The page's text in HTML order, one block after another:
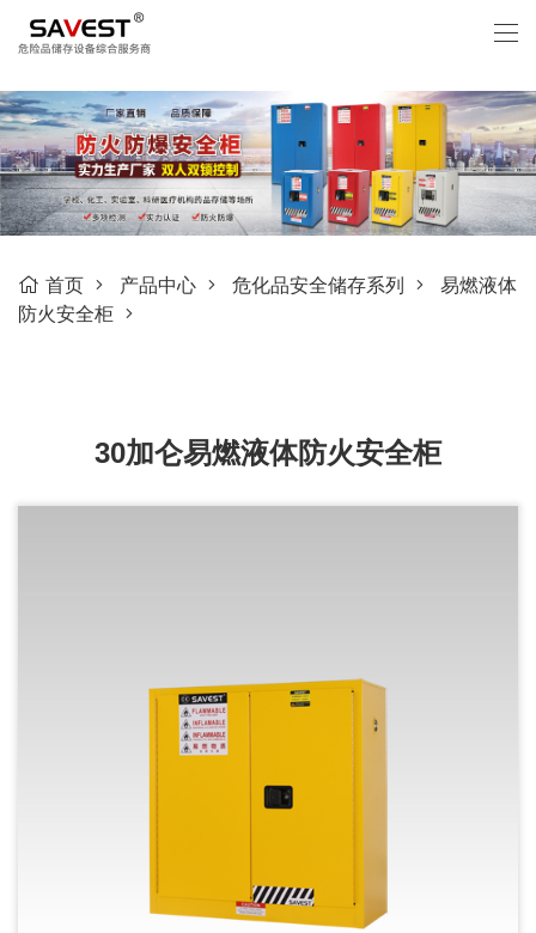
首页 产品中心 危化品安全储存系列
易燃液体
防火安全柜
30加仑易燃液体防火安全柜